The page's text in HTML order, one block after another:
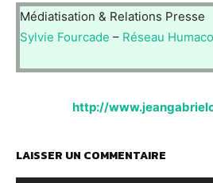
Médiatisation & Relations Presse
Sylvie Fourcade – Réseau
http://
LAISSER UN COMMENTAIRE